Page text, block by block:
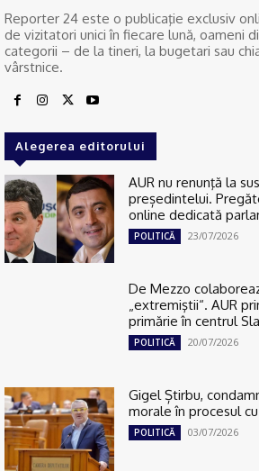
Reporter 24 este o publicaţie exclusiv
de vizitatori unici în fiecare lună, oameni
categorii – de la tineri, la bugetari sau
vârstnice.
Alegerea editorului
AUR nu renunţă la
președintelui.
online dedicată
POLITICĂ 23/07/2026
De Mezzo
„extremiştii“. AUR
primărie în centrul
POLITICĂ 20/07/2026
Gigel Știrbu,
morale în procesul
POLITICĂ 03/07/2026